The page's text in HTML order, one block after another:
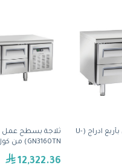
GN3160TN) من كول هيد
12,322.36
ثلاجة بسطح عمل منخفض بأربع ادراج (U-